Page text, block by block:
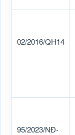
02/2016/QH14
95/2023/NĐ-